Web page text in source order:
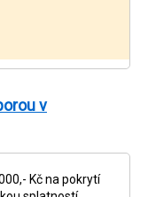
v
Kč na pokrytí